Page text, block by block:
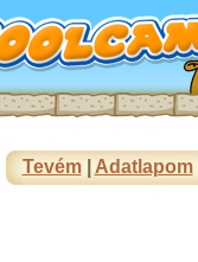
Tevém| Adatlapom|